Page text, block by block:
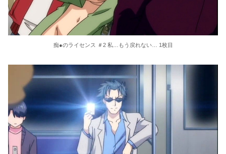
痴●のライセンス ＃2 私…もう戻れない… 1枚目